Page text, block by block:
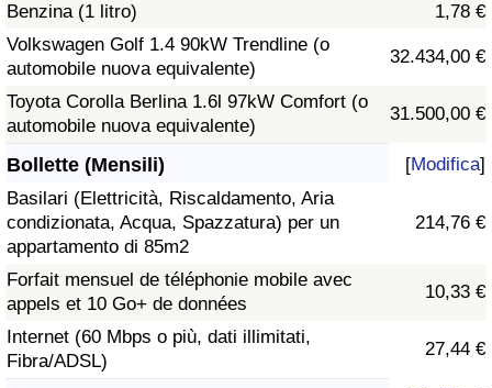
Benzina (1 litro)
1,78 €
Volkswagen Golf 1.4 90kW Trendline (o
automobile nuova equivalente)
32.434,00 €
Toyota Corolla Berlina 1.6l 97kW Comfort (o
automobile nuova equivalente)
31.500,00 €
Bollette (Mensili) [Modifica]
Basilari (Elettricità, Riscaldamento, Aria
condizionata, Acqua, Spazzatura) per un
appartamento di 85m2
214,76 €
Forfait mensuel de téléphonie mobile avec
appels et 10 Go+ de données
10,33 €
Internet (60 Mbps o più, dati illimitati,
Fibra/ADSL)
27,44 €